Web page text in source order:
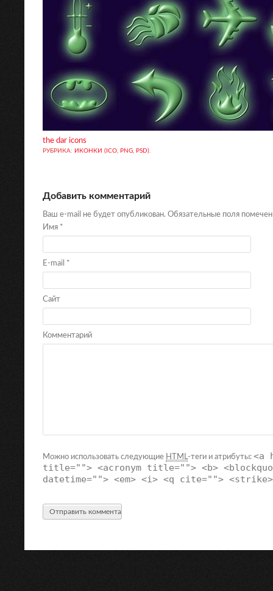
the dar icons
РУБРИКА: ИКОНКИ (ICO, PNG, PSD).
Добавить комментарий
Ваш e-mail не будет опубликован. Обязательные поля
Имя *
E-mail *
Сайт
Комментарий
Можно использовать следующие HTML-теги и атрибуты: <a
title=""> <acronym title=""> <b>
datetime=""> <em> <i> <q cite="">